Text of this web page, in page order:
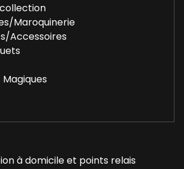
Maroquinerie
Accessoires
à domicile et points relais